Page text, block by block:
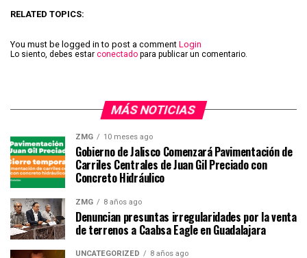
RELATED TOPICS:
You must be logged in to post a comment Login
Lo siento, debes estar conectado para publicar un comentario.
MÁS NOTICIAS
ZMG 10 meses ago
Gobierno de Jalisco Comenzará Pavimentación de
Carriles Centrales de Juan Gil Preciado con
Concreto Hidráulico
ZMG 8 años ago
Denuncian presuntas irregularidades por la venta
de terrenos a Caabsa Eagle en Guadalajara
UNCATEGORIZED 8 años ago